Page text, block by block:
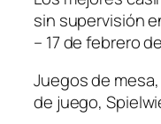
sin supervisión
– 17 de febrero
Juegos de
de juego,